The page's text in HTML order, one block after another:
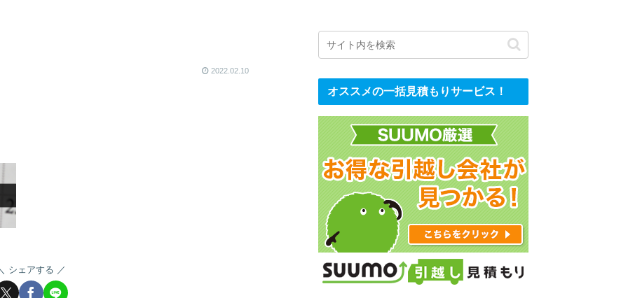
2022.02.10
シェアする
オススメの一括見積もりサービス！